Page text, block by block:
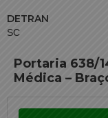
DETRAN
SC
Portaria 638/
Médica –